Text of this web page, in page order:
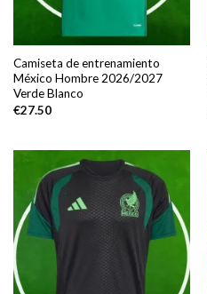
Camiseta de entrenamiento
México Hombre 2026/2027
Verde Blanco
€27.50